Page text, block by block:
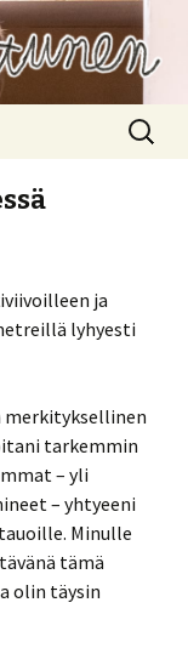
Haku:
ja
lyhyesti
merkityksellinen
tarkemmin
– yli
– yhtyeeni
Minulle
tämä
olin täysin